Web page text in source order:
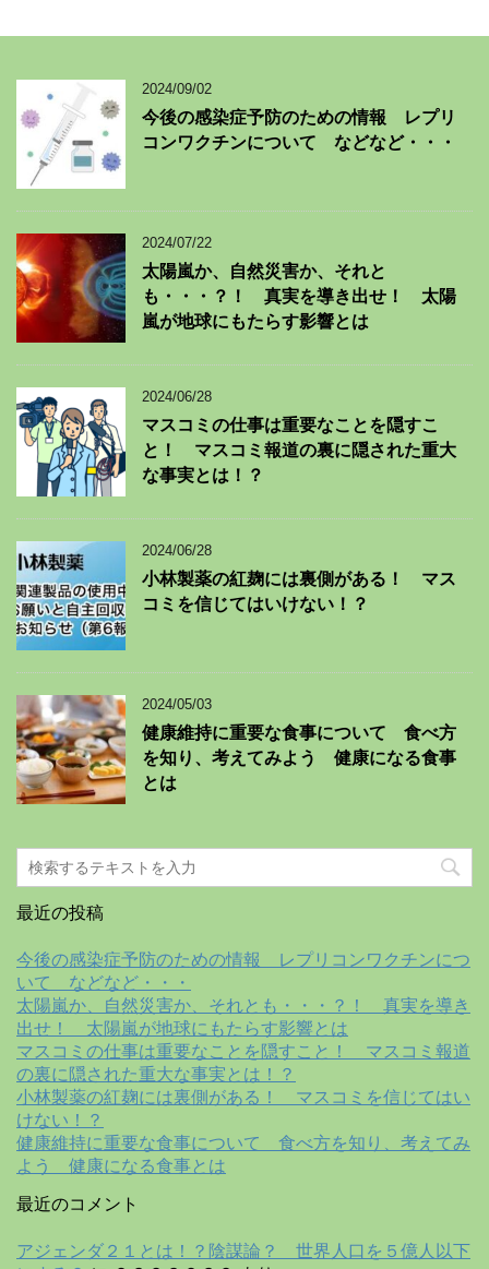
2024/09/02
今後の感染症予防のための情報 レプリ
コンワクチンについて などなど・・・
2024/07/22
太陽嵐か、自然災害か、それと
も・・・？！ 真実を導き出せ！ 太陽
嵐が地球にもたらす影響とは
2024/06/28
マスコミの仕事は重要なことを隠すこ
と！ マスコミ報道の裏に隠された重大
な事実とは！？
2024/06/28
小林製薬の紅麹には裏側がある！ マス
コミを信じてはいけない！？
2024/05/03
健康維持に重要な食事について 食べ方
を知り、考えてみよう 健康になる食事
とは
最近の投稿
今後の感染症予防のための情報 レプリコンワクチンにつ
いて などなど・・・
太陽嵐か、自然災害か、それとも・・・？！ 真実を導き
出せ！ 太陽嵐が地球にもたらす影響とは
マスコミの仕事は重要なことを隠すこと！ マスコミ報道
の裏に隠された重大な事実とは！？
小林製薬の紅麹には裏側がある！ マスコミを信じてはい
けない！？
健康維持に重要な食事について 食べ方を知り、考えてみ
よう 健康になる食事とは
最近のコメント
アジェンダ２１とは！？陰謀論？ 世界人口を５億人以下